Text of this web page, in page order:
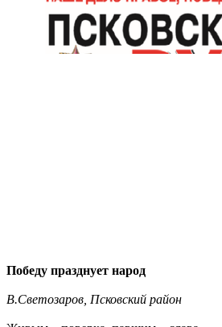
Победу празднует народ
В.Светозаров, Псковский район